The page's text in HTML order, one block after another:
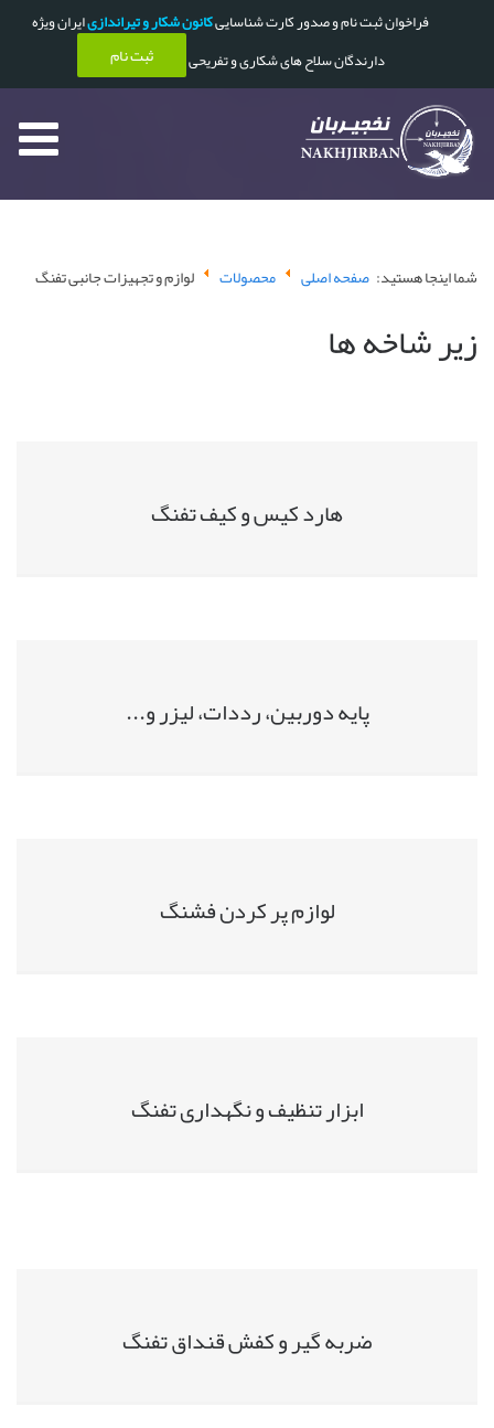
فراخوان ثبت نام و صدور کارت شناساییکانون شکار و تیراندازیایران ویژه
دارندگان سلاح های شکاری و تفریحی
ثبت نام
شما اینجا هستید: صفحه اصلی محصولات لوازم و تجهیزات جانبی تفنگ
زیر شاخه ها
هارد کیس و کیف تفنگ
پایه دوربین، رددات، لیزر و...
لوازم پر کردن فشنگ
ابزار تنظیف و نگهداری تفنگ
ضربه گیر و کفش قنداق تفنگ